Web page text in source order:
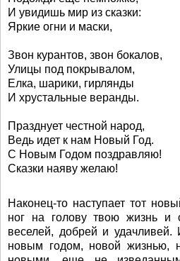
И увидишь мир из сказки:
Яркие огни и маски,
Звон курантов, звон бокалов,
Улицы под покрывалом,
Елка, шарики, гирлянды
И хрустальные веранды.
Празднует честной народ,
Ведь идет к нам Новый Год.
С Новым Годом поздравляю!
Сказки наяву желаю!
Наконец-то наступает тот
ног на голову твою жизнь и
веселей, добрей и удачливей.
новым годом, новой жизнью,